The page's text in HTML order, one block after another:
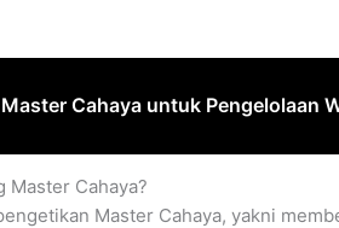
Cahaya untuk Pengelolaan
Master Cahaya?
Master Cahaya, yakni